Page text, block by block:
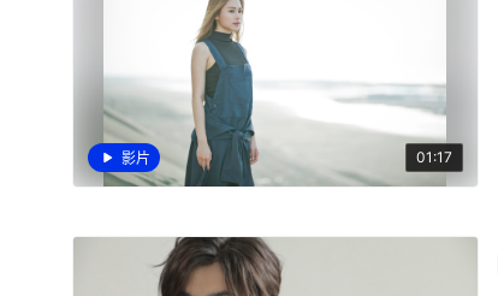
影片 01:17